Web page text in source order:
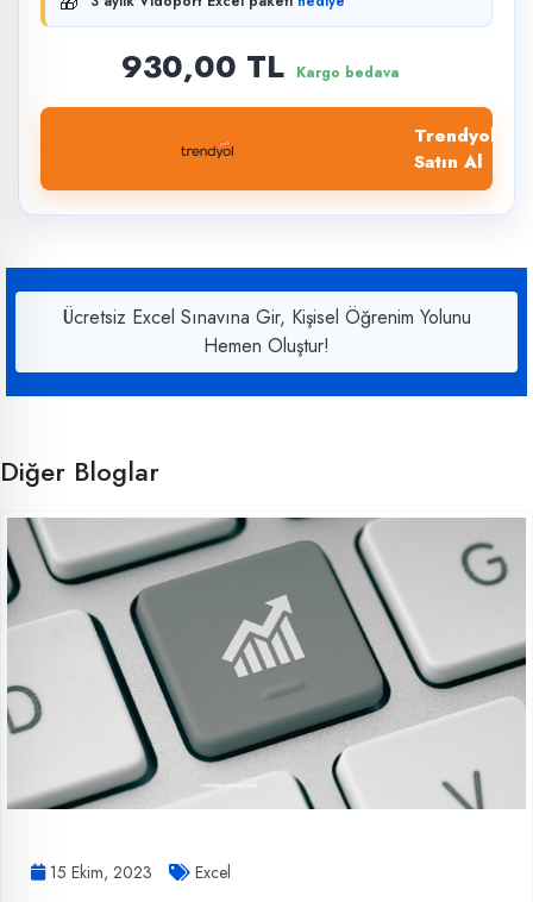
930,00 TL Kargo bedava
Trendyol'dan
Satın Al
Ücretsiz Excel Sınavına Gir, Kişisel Öğrenim Yolunu
Hemen Oluştur!
Diğer Bloglar
15 Ekim, 2023 Excel